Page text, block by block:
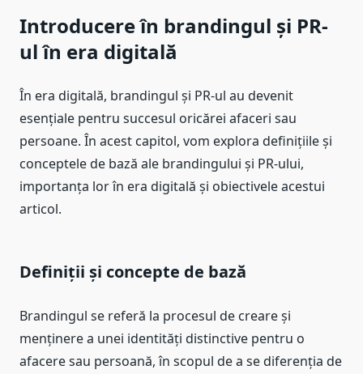
Introducere în brandingul și PR-
ul în era digitală
În era digitală, brandingul și PR-ul au devenit
esențiale pentru succesul oricărei afaceri sau
persoane. În acest capitol, vom explora definițiile și
conceptele de bază ale brandingului și PR-ului,
importanța lor în era digitală și obiectivele acestui
articol.
Definiții și concepte de bază
Brandingul se referă la procesul de creare și
menținere a unei identități distinctive pentru o
afacere sau persoană, în scopul de a se diferenția de